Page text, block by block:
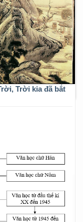
Trời kia đã bắt